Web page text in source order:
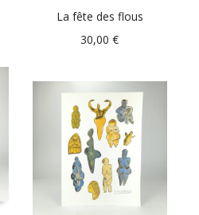
La fête des flous
30,00€